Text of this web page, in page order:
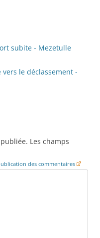
subite - Mezetulle
le déclassement -
Les champs
des commentaires